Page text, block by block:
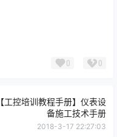
0 0
【工控培训教程手册】仪表设
备施工技术手册
2018-3-17 22:27:03